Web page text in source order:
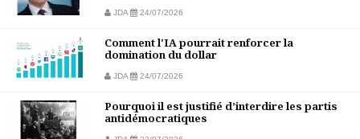
JDA 24/07/2026
Comment l'IA pourrait renforcer la
domination du dollar
JDA 24/07/2026
Pourquoi il est justifié d’interdire les partis
antidémocratiques